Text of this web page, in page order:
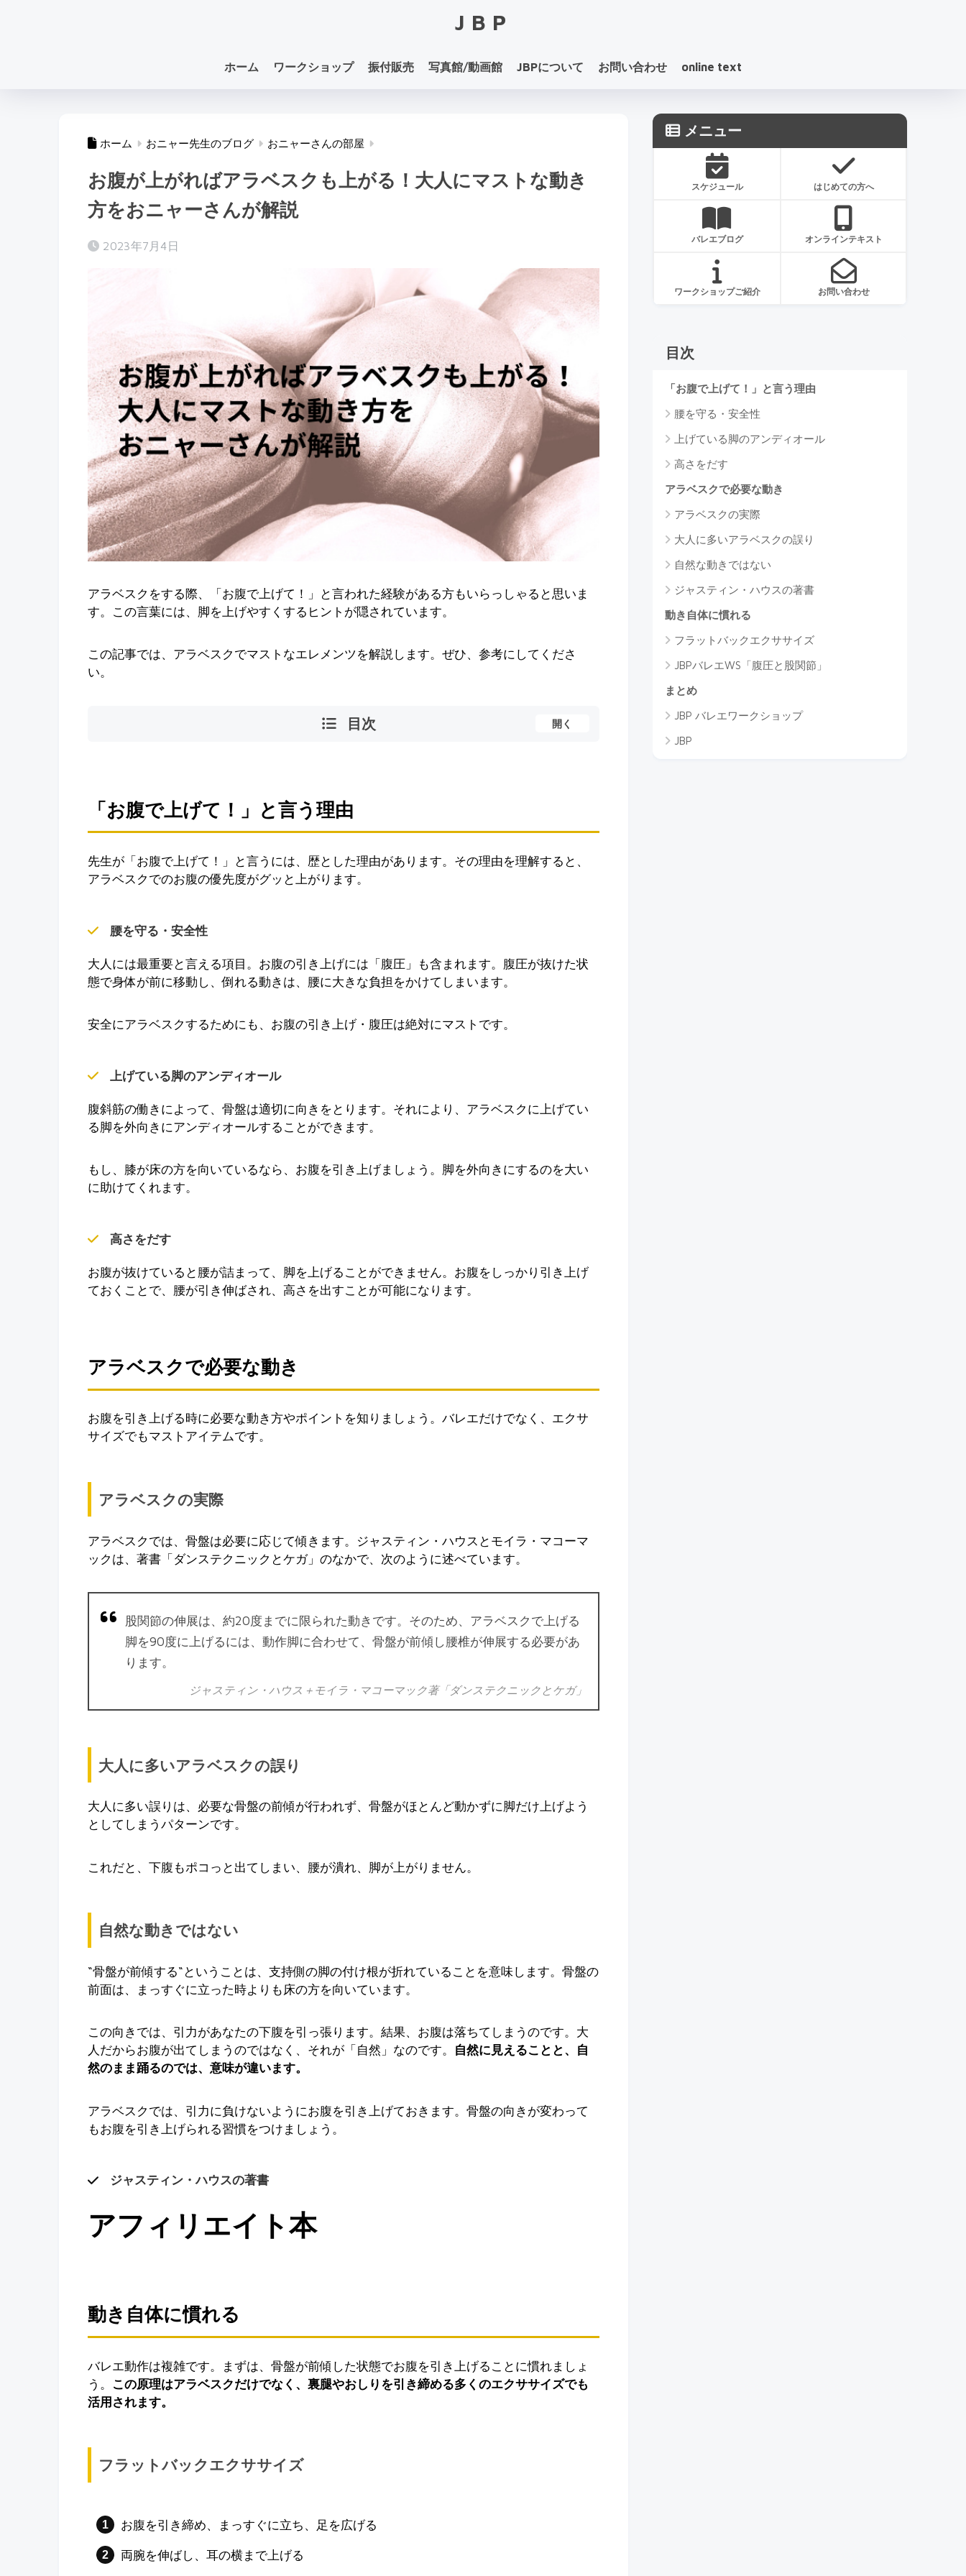
JBP
ホーム ワークショップ 振付販売 写真館/動画館 JBPについて お問い合わせ online text
ホーム おニャー先生のブログ おニャーさんの部屋
お腹が上がればアラベスクも上がる！大人にマストな動き
方をおニャーさんが解説
2023年7月4日
アラベスクをする際、「お腹で上げて！」と言われた経験がある方もいらっしゃると思いま
す。この言葉には、脚を上げやすくするヒントが隠されています。
この記事では、アラベスクでマストなエレメンツを解説します。ぜひ、参考にしてくださ
い。
目次 開く
「お腹で上げて！」と言う理由
先生が「お腹で上げて！」と言うには、歴とした理由があります。その理由を理解すると、
アラベスクでのお腹の優先度がグッと上がります。
腰を守る・安全性
大人には最重要と言える項目。お腹の引き上げには「腹圧」も含まれます。腹圧が抜けた状
態で身体が前に移動し、倒れる動きは、腰に大きな負担をかけてしまいます。
安全にアラベスクするためにも、お腹の引き上げ・腹圧は絶対にマストです。
上げている脚のアンディオール
腹斜筋の働きによって、骨盤は適切に向きをとります。それにより、アラベスクに上げてい
る脚を外向きにアンディオールすることができます。
もし、膝が床の方を向いているなら、お腹を引き上げましょう。脚を外向きにするのを大い
に助けてくれます。
高さをだす
お腹が抜けていると腰が詰まって、脚を上げることができません。お腹をしっかり引き上げ
ておくことで、腰が引き伸ばされ、高さを出すことが可能になります。
アラベスクで必要な動き
お腹を引き上げる時に必要な動き方やポイントを知りましょう。バレエだけでなく、エクサ
サイズでもマストアイテムです。
アラベスクの実際
アラベスクでは、骨盤は必要に応じて傾きます。ジャスティン・ハウスとモイラ・マコーマ
ックは、著書「ダンステクニックとケガ」のなかで、次のように述べています。
股関節の伸展は、約20度までに限られた動きです。そのため、アラベスクで上げる
脚を90度に上げるには、動作脚に合わせて、骨盤が前傾し腰椎が伸展する必要があ
ります。
ジャスティン・ハウス＋モイラ・マコーマック著「ダンステクニックとケガ」
大人に多いアラベスクの誤り
大人に多い誤りは、必要な骨盤の前傾が行われず、骨盤がほとんど動かずに脚だけ上げよう
としてしまうパターンです。
これだと、下腹もポコっと出てしまい、腰が潰れ、脚が上がりません。
自然な動きではない
“骨盤が前傾する“ということは、支持側の脚の付け根が折れていることを意味します。骨盤の
前面は、まっすぐに立った時よりも床の方を向いています。
この向きでは、引力があなたの下腹を引っ張ります。結果、お腹は落ちてしまうのです。大
人だからお腹が出てしまうのではなく、それが「自然」なのです。 自然に見えることと、自
然のまま踊るのでは、意味が違います。
アラベスクでは、引力に負けないようにお腹を引き上げておきます。骨盤の向きが変わって
もお腹を引き上げられる習慣をつけましょう。
ジャスティン・ハウスの著書
アフィリエイト本
動き自体に慣れる
バレエ動作は複雑です。まずは、骨盤が前傾した状態でお腹を引き上げることに慣れましょ
う。 この原理はアラベスクだけでなく、裏腿やおしりを引き締める多くのエクササイズでも
活用されます。
フラットバックエクササイズ
お腹を引き締め、まっすぐに立ち、足を広げる
両腕を伸ばし、耳の横まで上げる
メニュー
スケジュール はじめての方へ
バレエブログ オンラインテキスト
ワークショップご紹介 お問い合わせ
目次
「お腹で上げて！」と言う理由
腰を守る・安全性
上げている脚のアンディオール
高さをだす
アラベスクで必要な動き
アラベスクの実際
大人に多いアラベスクの誤り
自然な動きではない
ジャスティン・ハウスの著書
動き自体に慣れる
フラットバックエクササイズ
JBPバレエWS「腹圧と股関節」
まとめ
JBP バレエワークショップ
JBP